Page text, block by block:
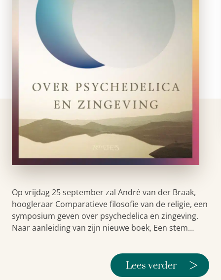
Op vrijdag 25 september zal André van der Braak,
hoogleraar Comparatieve filosofie van de religie, een
symposium geven over psychedelica en zingeving.
Naar aanleiding van zijn nieuwe boek, Een stem…
Lees verder >